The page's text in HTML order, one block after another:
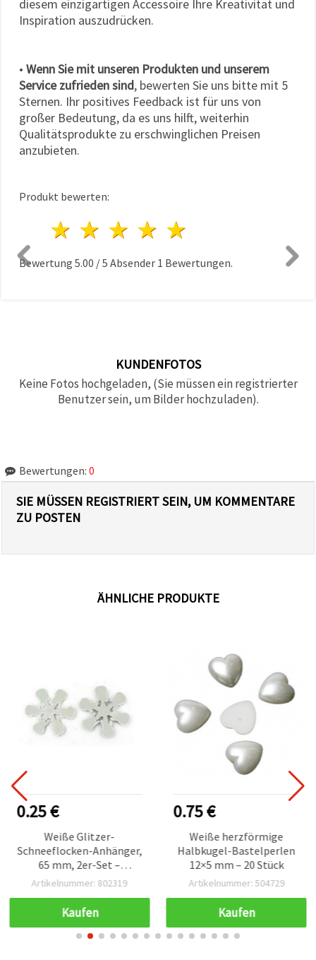
diesem einzigartigen Accessoire Ihre Kreativität und
Inspiration auszudrücken.
• Wenn Sie mit unseren Produkten und unserem
Service zufrieden sind, bewerten Sie uns bitte mit 5
Sternen. Ihr positives Feedback ist für uns von
großer Bedeutung, da es uns hilft, weiterhin
Qualitätsprodukte zu erschwinglichen Preisen
anzubieten.
Produkt bewerten:
4 Sterne
3 Sterne
2 Sterne
1 Stern
Bewertung 5.00 /5 Absender 1 Bewertungen.
KUNDENFOTOS
Keine Fotos hochgeladen, (Sie müssen ein registrierter
Benutzer sein, um Bilder hochzuladen).
Bewertungen: 0
SIE MÜSSEN REGISTRIERT SEIN, UM KOMMENTARE
ZU POSTEN
ÄHNLICHE PRODUKTE
0.25 €
Weiße Glitzer-
Schneeflocken-Anhänger,
65 mm, 2er-Set –
Festlicher
DIY-Bastelverzierung für
Weihnachtsdeko,
Scrapbooking und Kranz
Artikelnummer: 802319
Kaufen
0.75 €
Weiße herzförmige
Halbkugel-Bastelperlen
12×5 mm – 20 Stück
Artikelnummer: 504729
Kaufen